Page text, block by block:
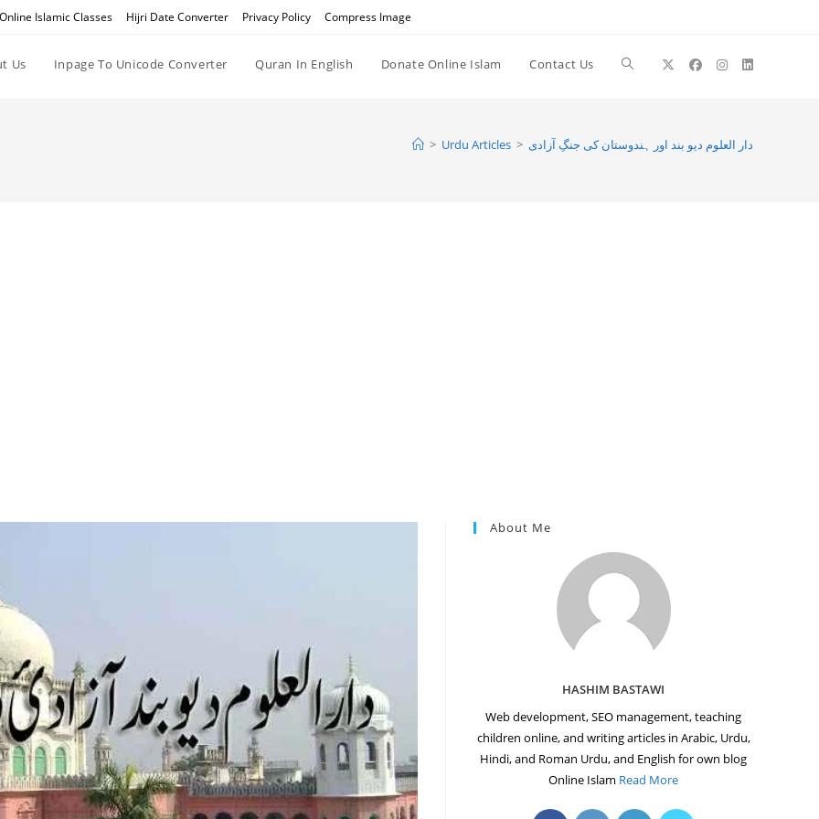
Online Islamic Classes Hijri Date Converter Privacy Policy Compress Image
Us Inpage To Unicode Converter Quran In English Donate Online Islam Contact Us Toggle
> Urdu Articles > دار العلوم دیو بند اور ہندوستان كى جنگِ آزادى
About Me
HASHIM BASTAWI
Web development, SEO management, teaching
children online, and writing articles in Arabic, Urdu,
Hindi, and Roman Urdu, and English for own blog
Online Islam Read More